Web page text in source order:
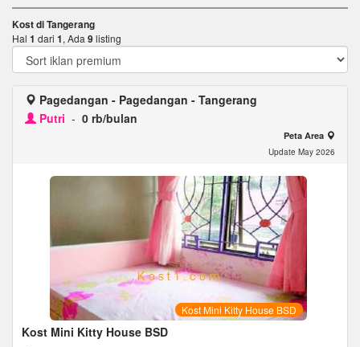
Kost di Tangerang
Hal 1 dari 1, Ada 9listing
Pagedangan - Pagedangan - Tangerang
Putri - 0 rb/bulan
Peta Area
Update May 2026
Kost Mini Kitty House BSD
Kost Mini Kitty House BSD